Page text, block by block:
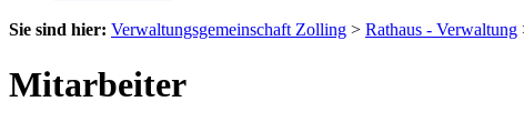
Sie sind hier: Verwaltungsgemeinschaft Zolling > Rathaus - Verwaltung
Mitarbeiter